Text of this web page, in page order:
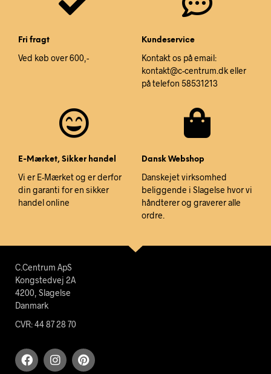
Fri fragt
Ved køb over 600,-
Kundeservice
Kontakt os på email:
kontakt@c-centrum.dk eller
på telefon 58531213
E-Mærket, Sikker handel
Vi er E-Mærket og er derfor
din garanti for en sikker
handel online
Dansk Webshop
Danskejet virksomhed
beliggende i Slagelse hvor vi
håndterer og graverer alle
ordre.
C.Centrum ApS
Kongstedvej 2A
4200, Slagelse
Danmark
CVR: 44 87 28 70